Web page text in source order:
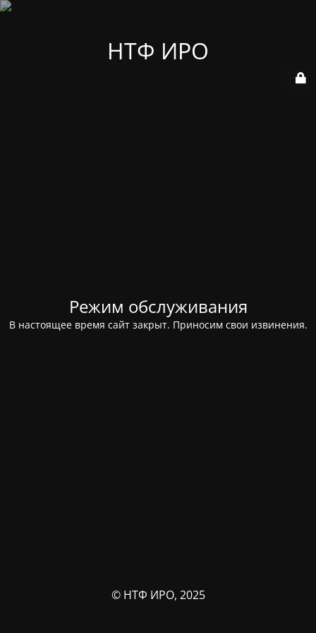
НТФ ИРО
Режим обслуживания
В настоящее время сайт закрыт. Приносим свои извинения.
© НТФ ИРО, 2025